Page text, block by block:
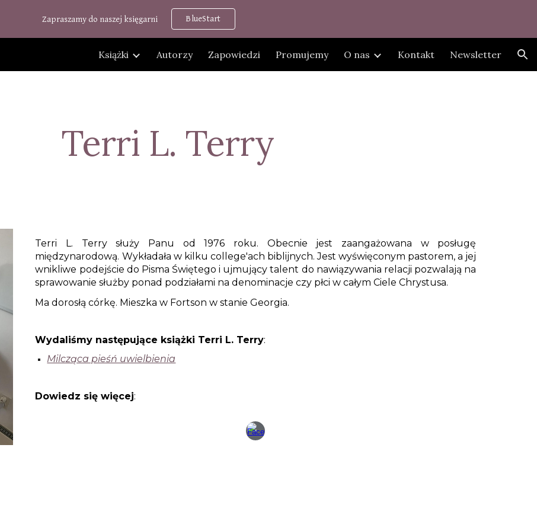
Skip to main content Skip to navigation
Zapraszamy do naszej księgarni BlueStart
Książki Autorzy Zapowiedzi Promujemy O nas Kontakt Newsletter
Terri L. Terry
Terri L. Terry służy Panu od 1976 roku. Obecnie jest zaangażowana w posługę
międzynarodową. Wykładała w kilku college'ach biblijnych. Jest wyświęconym pastorem, a jej
wnikliwe podejście do Pisma Świętego i ujmujący talent do nawiązywania relacji pozwalają na
sprawowanie służby ponad podziałami na denominacje czy płci w całym Ciele Chrystusa.
Ma dorosłą córkę. Mieszka w Fortson w stanie Georgia.
Wydaliśmy następujące książki Terri L. Terry:
Milcząca pieśń uwielbienia
Dowiedz się więcej: